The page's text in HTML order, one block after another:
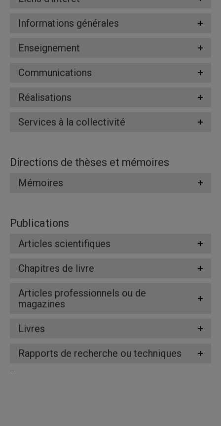
Informations générales
Enseignement
Communications
Réalisations
Services à la collectivité
Directions de thèses et mémoires
Mémoires
Publications
Articles scientifiques
Chapitres de livre
Articles professionnels ou de
magazines
Livres
Rapports de recherche ou techniques
...